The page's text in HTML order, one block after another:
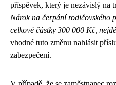
příspěvek, který je nezávislý na
Nárok na čerpání rodičovského
celkové částky 300 000 Kč,
vhodné tuto změnu nahlásit
zabezpečení.